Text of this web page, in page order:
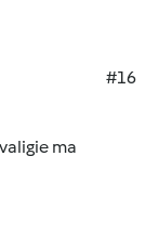
#16
ma